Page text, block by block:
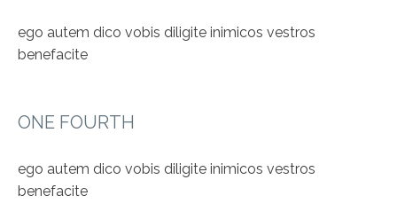
ego autem dico vobis diligite inimicos vestros
benefacite
ONE FOURTH
ego autem dico vobis diligite inimicos vestros
benefacite